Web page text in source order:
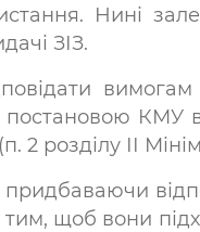
Нині
ЗІЗ.
КМУ
2 розділу ІІ
щоб вони